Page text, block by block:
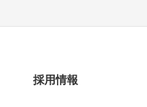
採用情報